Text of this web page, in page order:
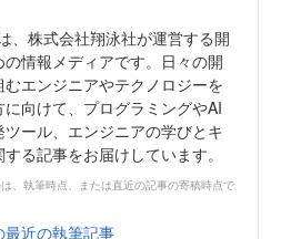
、株式会社翔泳社が運営する開
情報メディアです。日々の開
エンジニアやテクノロジーを
向けて、プログラミングやAI
ール、エンジニアの学びとキ
る記事をお届けしています。
、執筆時点、または直近の記事の寄稿時点で
最近の執筆記事